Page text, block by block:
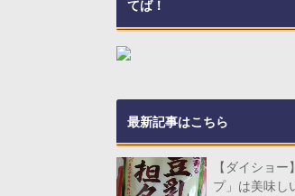
てば！
最新記事はこちら
【ダイショ
プ」は美味し